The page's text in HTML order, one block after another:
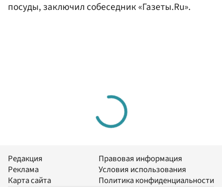
посуды, заключил собеседник «Газеты.Ru».
Редакция
Реклама
Карта сайта
Правовая информация
Условия использования
Политика конфиденциальности